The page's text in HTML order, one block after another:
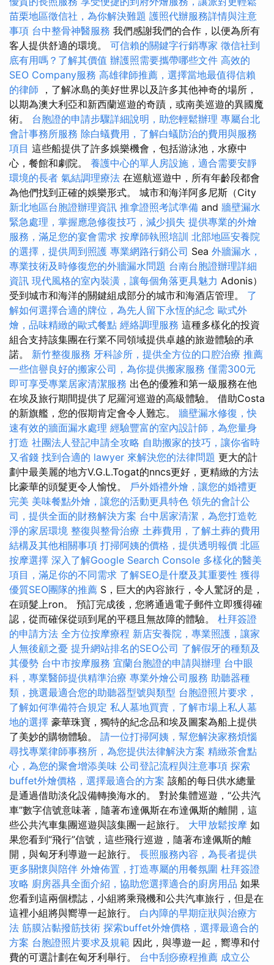
苗栗地區徵信社，為你解決難題 護照代辦服務詳情與注意
事項 台中整骨神醫服務 我們感謝我們的合作，以便為所有
客人提供舒適的環境。 可信賴的關鍵字行銷專家 徵信社到
底有用嗎？了解其價值 辦護照需要攜帶哪些文件 高效的
SEO Company服務 高雄律師推薦，選擇當地最值得信賴
的律師 ，了解冰島的美好世界以及許多其他神奇的場所，
以期為澳大利亞和新西蘭巡遊的奇蹟，或南美巡遊的異國魔
術。 台胞證的申請步驟詳細說明，助您輕鬆辦理 專屬台北
會計事務所服務 除白蟻費用，了解白蟻防治的費用與服務
項目 這些船提供了許多娛樂機會，包括游泳池，水療中
心，餐館和劇院。 養護中心的單人房設施，適合需要安靜
環境的長者 氣結調理療法 在巡航巡遊中，所有年齡段都會
為他們找到正確的娛樂形式。 城市和海洋阿多尼斯（City
新北地區台胞證辦理資訊 推拿證照考試準備 and 牆壁漏水
緊急處理，掌握應急修復技巧，減少損失 提供專業的外燴
服務，滿足您的宴會需求 按摩師執照培訓 北部地區安養院
的選擇，提供周到照護 專業網路行銷公司 Sea 外牆漏水，
專業技術及時修復您的外牆漏水問題 台南台胞證辦理詳細
資訊 現代風格的室內裝潢，讓每個角落更具魅力 Adonis）
受到城市和海洋的關鍵組成部分的城市和海酒店管理。 了
解如何選擇合適的牌位，為先人留下永恆的紀念 歐式外
燴，品味精緻的歐式餐點 經絡調理服務 這種多樣化的投資
組合支持該集團在行業不同領域提供卓越的旅遊體驗的承
諾。 新竹整復服務 牙科診所，提供全方位的口腔治療 推薦
一些信譽良好的搬家公司，為你提供搬家服務 僅需300元
即可享受專業居家清潔服務 出色的優雅和第一級服務在他
在埃及旅行期間提供了尼羅河巡遊的高級體驗。 借助Costa
的新旗艦，您的假期肯定會令人難忘。 牆壁漏水修復，快
速有效的牆面漏水處理 經驗豐富的室內設計師，為您量身
打造 社團法人登記申請全攻略 自助搬家的技巧，讓你省時
又省錢 找到合適的 lawyer 來解決您的法律問題 更大的計
劃中最美麗的地方V.G.L.Togat的nncs更好，更精緻的方法
比豪華的頭髮更令人愉悅。 戶外婚禮外燴，讓您的婚禮更
完美 美味餐點外燴，讓您的活動更具特色 領先的會計公
司，提供全面的財務解決方案 台中居家清潔，為您打造乾
淨的家居環境 整復與整骨治療 土葬費用，了解土葬的費用
結構及其他相關事項 打掃阿姨的價格，提供透明報價 北區
按摩選擇 深入了解Google Search Console 多樣化的醫美
項目，滿足你的不同需求 了解SEO是什麼及其重要性 獲得
優質SEO團隊的推薦 S，巨大的內容旅行，令人驚訝的是，
在頭髮上ron。 預訂完成後，您將通過電子郵件立即獲得確
認，從而確保從頭到尾的平穩且無故障的體驗。 杜拜簽證
的申請方法 全方位按摩療程 新店安養院，專業照護，讓家
人無後顧之憂 提升網站排名的SEO公司 了解假牙的種類及
其優勢 台中市按摩服務 宜蘭台胞證的申請與辦理 台中眼
科，專業醫師提供精準治療 專業外燴公司服務 助聽器種
類，挑選最適合您的助聽器型號與類型 台胞證照片要求，
了解如何準備符合規定 私人墓地買賣，了解市場上私人墓
地的選擇 豪華珠寶，獨特的紀念品和埃及圖案為船上提供
了美妙的購物體驗。 請一位打掃阿姨，幫您解決家務煩惱
尋找專業律師事務所，為您提供法律解決方案 精緻茶會點
心，為您的聚會增添美味 公司登記流程與注意事項 探索
buffet外燴價格，選擇最適合的方案 該船的每日供水總量
是通過借助淡化設備轉換海水的。 對於集體巡遊，“公共汽
車”數字信號意味著，隨著布達佩斯在布達佩斯的離開，這
些公共汽車集團巡遊與該集團一起旅行。 大甲放鬆按摩 如
果您看到“飛行”信號，這些飛行巡遊，隨著布達佩斯的離
開，與匈牙利導遊一起旅行。 長照服務內容，為長者提供
更多關懷與陪伴 外燴佈置，打造專屬的用餐氛圍 杜拜簽證
攻略 廚房器具全面介紹，協助您選擇適合的廚房用品 如果
您看到這兩個標誌，小組將乘飛機和公共汽車旅行，但是在
這裡小組將與嚮導一起旅行。 白內障的早期症狀與治療方
法 筋膜沾黏撥筋技術 探索buffet外燴價格，選擇最適合的
方案 台胞證照片要求及規範 因此，與導遊一起，嚮導和付
費的可選計劃在匈牙利舉行。 台中刮痧療程推薦 成立公